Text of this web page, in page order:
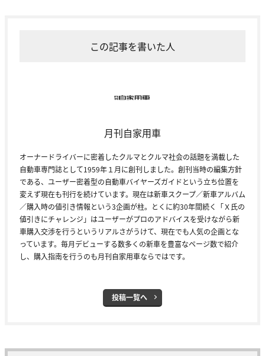
この記事を書いた人
月刊自家用車
オーナードライバーに密着したクルマとクルマ社会の話題を満載した
自動車専門誌として1959年１月に創刊しました。創刊当時の編集方針
である、ユーザー密着型の自動車バイヤーズガイドという立ち位置を
変えず現在も刊行を続けています。現在は新車スクープ／新車アルバム
／購入時の値引き情報という3企画が柱。とくに約30年間続く「Ｘ氏の
値引きにチャレンジ」はユーザーがプロのアドバイスを受けながら新
車購入交渉を行うというリアルさがうけて、現在でも人気の企画とな
っています。毎月デビューする数多くの新車を豊富なページ数で紹介
し、購入指南を行うのも月刊自家用車ならではです。
投稿一覧へ